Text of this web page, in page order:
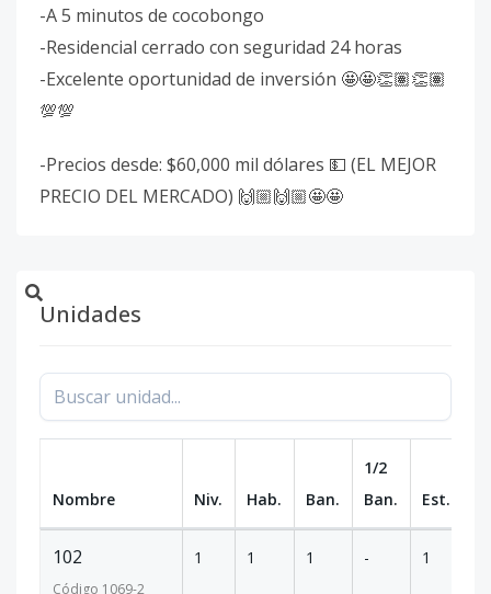
-A 5 minutos de cocobongo
-Residencial cerrado con seguridad 24 horas
-Excelente oportunidad de inversión 🤩🤩👏🏽👏🏽
💯💯
-Precios desde: $60,000 mil dólares 💵 (EL MEJOR
PRECIO DEL MERCADO) 🙌🏼🙌🏼🤩🤩
Unidades
Nombre Niv. Hab. Ban.
1/2
Ban.
Est.
102
Código 1069-2
1 1 1 - 1